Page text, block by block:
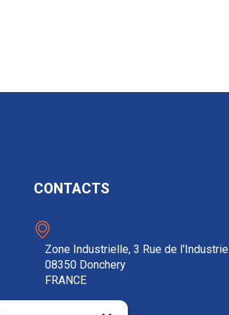
CONTACTS
Zone Industrielle, 3 Rue de l'Industrie
08350 Donchery
FRANCE